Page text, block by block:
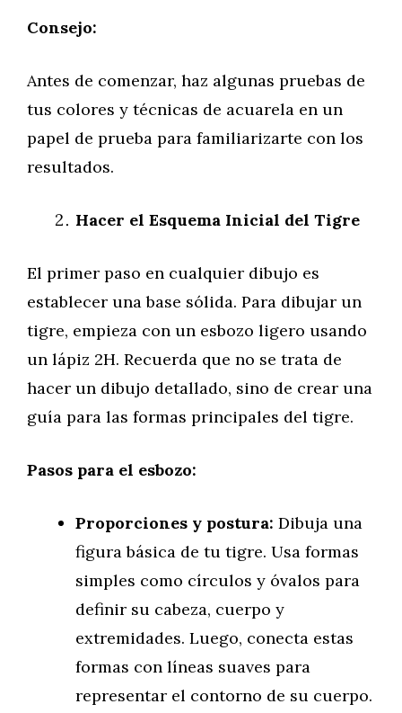
Consejo:
Antes de comenzar, haz algunas pruebas de
tus colores y técnicas de acuarela en un
papel de prueba para familiarizarte con los
resultados.
Hacer el Esquema Inicial del Tigre
El primer paso en cualquier dibujo es
establecer una base sólida. Para dibujar un
tigre, empieza con un esbozo ligero usando
un lápiz 2H. Recuerda que no se trata de
hacer un dibujo detallado, sino de crear una
guía para las formas principales del tigre.
Pasos para el esbozo:
Proporciones y postura: Dibuja una
figura básica de tu tigre. Usa formas
simples como círculos y óvalos para
definir su cabeza, cuerpo y
extremidades. Luego, conecta estas
formas con líneas suaves para
representar el contorno de su cuerpo.